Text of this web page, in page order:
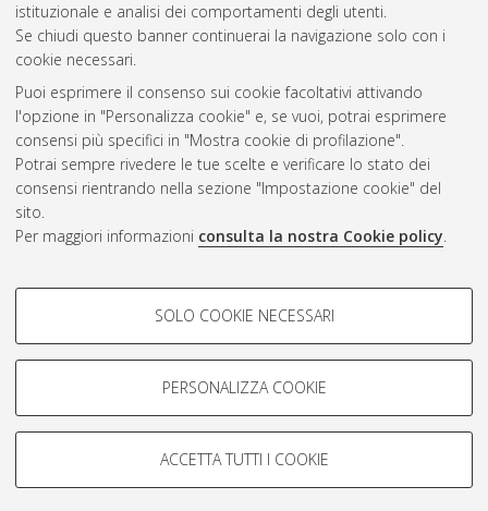
istituzionale e analisi dei comportamenti degli utenti.
Se chiudi questo banner continuerai la navigazione solo con i
cookie necessari.
Puoi esprimere il consenso sui cookie facoltativi attivando
l'opzione in "Personalizza cookie" e, se vuoi, potrai esprimere
consensi più specifici in "Mostra cookie di profilazione".
Potrai sempre rivedere le tue scelte e verificare lo stato dei
consensi rientrando nella sezione "Impostazione cookie" del
sito.
Per maggiori informazioni consulta la nostra Cookie policy.
COOKIE DI PROFILAZIONE -
Si tratta di cookie utilizzati per analizzare le caratteristiche della
navigazione degli utenti, creare profili in base al loro comportamento
Mostra cookie di profilazione
COOKIE TECNICI - NECESSARI
SOLO COOKIE NECESSARI
PERSONALIZZA COOKIE
ACCETTA TUTTI I COOKIE
Atom
Rss 1.0
Rss 2.0
ISSN: 2038-7946
Impostazioni Cookie
Informativa sulla privacy
Condizioni d’uso del sito